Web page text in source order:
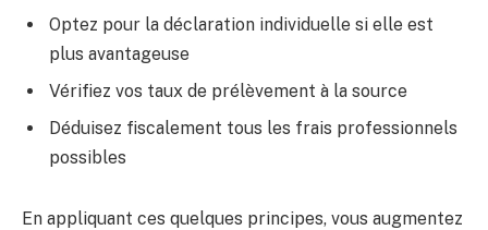
Optez pour la déclaration individuelle si elle est
plus avantageuse
Vérifiez vos taux de prélèvement à la source
Déduisez fiscalement tous les frais professionnels
possibles
En appliquant ces quelques principes, vous augmentez